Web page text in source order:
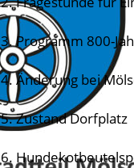
3. Programm 800-
4. Änderung bei
5. Zustand Dorfplatz
6.